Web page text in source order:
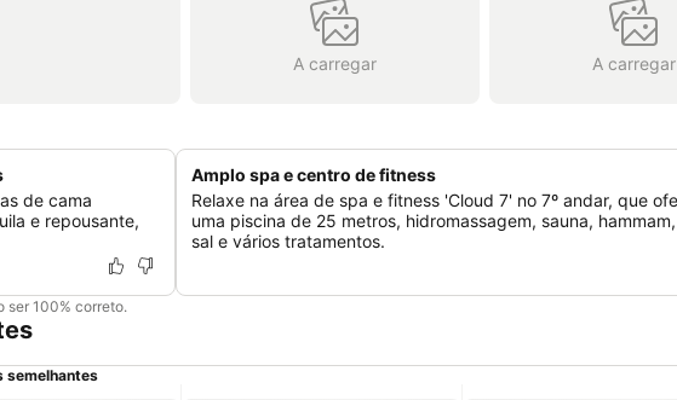
A carregar A carregar
de cama
e repousante,
Amplo spa e centro de fitness
Relaxe na área de spa e fitness 'Cloud 7' no 7º andar, que
uma piscina de 25 metros, hidromassagem, sauna,
sal e vários tratamentos.
ser 100% correto.
semelhantes